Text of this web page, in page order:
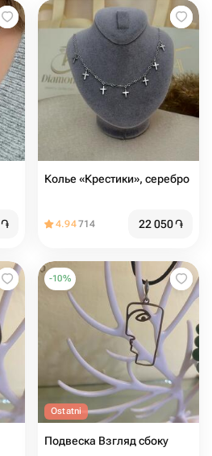
֏
Колье «Крестики», серебро
4.94714 22 050֏
-10%
Ostatni
Подвеска Взгляд сбоку